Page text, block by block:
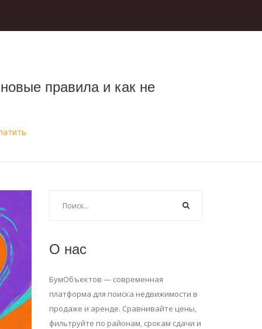
правила и как не
О нас
БумОбъектов — современная
платформа для поиска недвижимости в
продаже и аренде. Сравнивайте цены,
фильтруйте по районам, срокам сдачи и